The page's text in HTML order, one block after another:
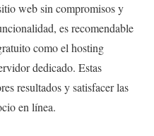
web sin compromisos y
es recomendable
como el hosting
dedicado. Estas
resultados y satisfacer las
en línea.